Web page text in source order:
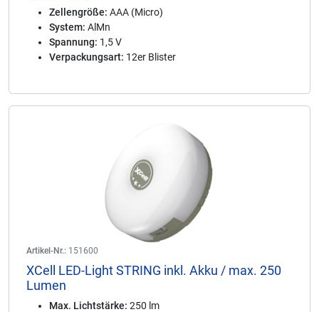
Zellengröße: AAA (Micro)
System: AlMn
Spannung: 1,5 V
Verpackungsart: 12er Blister
Artikel-Nr.: 151600
XCell LED-Light STRING inkl. Akku / max. 250
Lumen
Max. Lichtstärke: 250 lm